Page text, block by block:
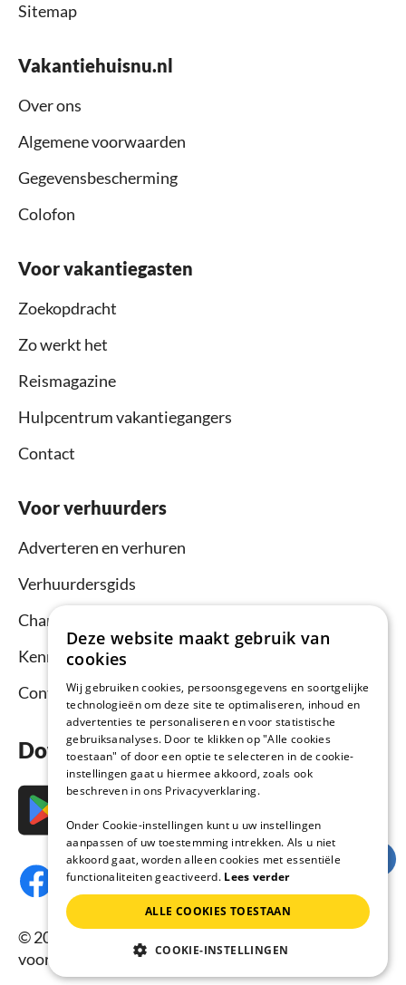
Sitemap
Vakantiehuisnu.nl
Over ons
Algemene voorwaarden
Gegevensbescherming
Colofon
Voor vakantiegasten
Zoekopdracht
Zo werkt het
Reismagazine
Hulpcentrum vakantiegangers
Contact
Voor verhuurders
Adverteren en verhuren
Verhuurdersgids
Channel Manager
Kennisbank verhuurders
Contact
Download nu de app
© 2026 Vakantiehuisnu.nl, Alle rechten
voorbehouden.
Deze website maakt gebruik van
cookies
Wij gebruiken cookies, persoonsgegevens en soortgelijke
technologieën om deze site te optimaliseren, inhoud en
advertenties te personaliseren en voor statistische
gebruiksanalyses. Door te klikken op "Alle cookies
toestaan" of door een optie te selecteren in de cookie-
instellingen gaat u hiermee akkoord, zoals ook
beschreven in ons Privacyverklaring.
Onder Cookie-instellingen kunt u uw instellingen
aanpassen of uw toestemming intrekken. Als u niet
akkoord gaat, worden alleen cookies met essentiële
functionaliteiten geactiveerd. Lees verder
ALLE COOKIES TOESTAAN
COOKIE-INSTELLINGEN